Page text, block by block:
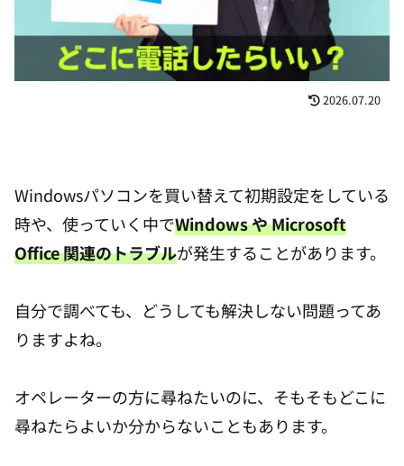
2026.07.20
Windowsパソコンを買い替えて初期設定をしている
時や、使っていく中でWindows や Microsoft
Office 関連のトラブルが発生することがあります。
自分で調べても、どうしても解決しない問題ってあ
りますよね。
オペレーターの方に尋ねたいのに、そもそもどこに
尋ねたらよいか分からないこともあります。